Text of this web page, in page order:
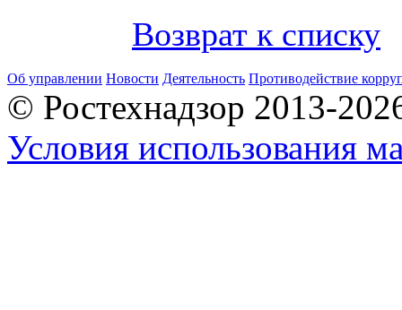
Возврат к списку
Об управлении Новости Деятельность Противодействие
© Ростехнадзор 2013-
Условия использования